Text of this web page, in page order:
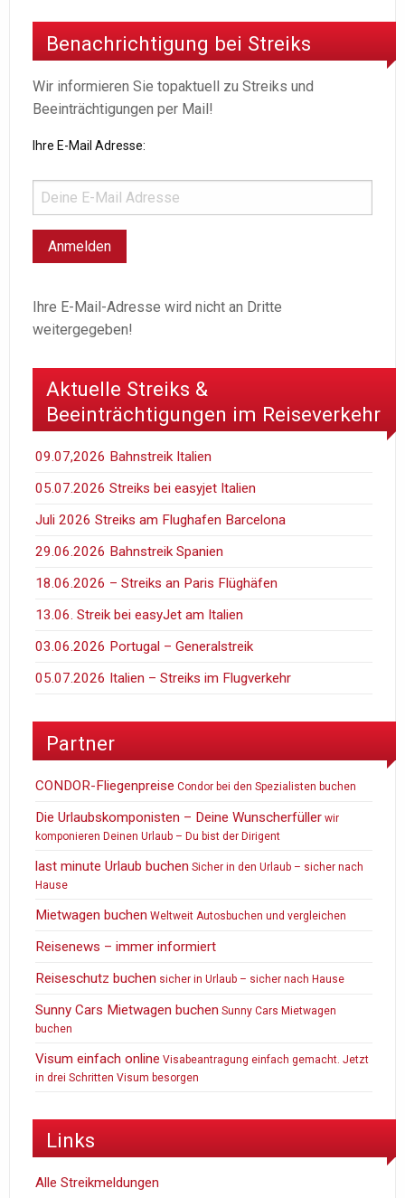
Benachrichtigung bei Streiks
Wir informieren Sie topaktuell zu Streiks und
Beeinträchtigungen per Mail!
Ihre E-Mail Adresse:
Ihre E-Mail-Adresse wird nicht an Dritte
weitergegeben!
Aktuelle Streiks &
Beeinträchtigungen im Reiseverkehr
09.07,2026 Bahnstreik Italien
05.07.2026 Streiks bei easyjet Italien
Juli 2026 Streiks am Flughafen Barcelona
29.06.2026 Bahnstreik Spanien
18.06.2026 – Streiks an Paris Flüghäfen
13.06. Streik bei easyJet am Italien
03.06.2026 Portugal – Generalstreik
05.07.2026 Italien – Streiks im Flugverkehr
Partner
CONDOR-Fliegenpreise Condor bei den Spezialisten buchen
Die Urlaubskomponisten – Deine Wunscherfüller wir
komponieren Deinen Urlaub – Du bist der Dirigent
last minute Urlaub buchen Sicher in den Urlaub – sicher nach
Hause
Mietwagen buchen Weltweit Autosbuchen und vergleichen
Reisenews – immer informiert
Reiseschutz buchen sicher in Urlaub – sicher nach Hause
Sunny Cars Mietwagen buchen Sunny Cars Mietwagen
buchen
Visum einfach online Visabeantragung einfach gemacht. Jetzt
in drei Schritten Visum besorgen
Links
Alle Streikmeldungen